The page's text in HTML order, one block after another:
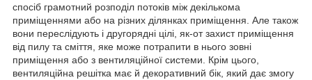
спосіб грамотний розподіл потоків між декількома
приміщеннями або на різних ділянках приміщення. Але також
вони переслідують і другорядні цілі, як-от захист приміщення
від пилу та сміття, яке може потрапити в нього зовні
приміщення або з вентиляційної системи. Крім цього,
вентиляційна решітка має й декоративний бік, який дає змогу